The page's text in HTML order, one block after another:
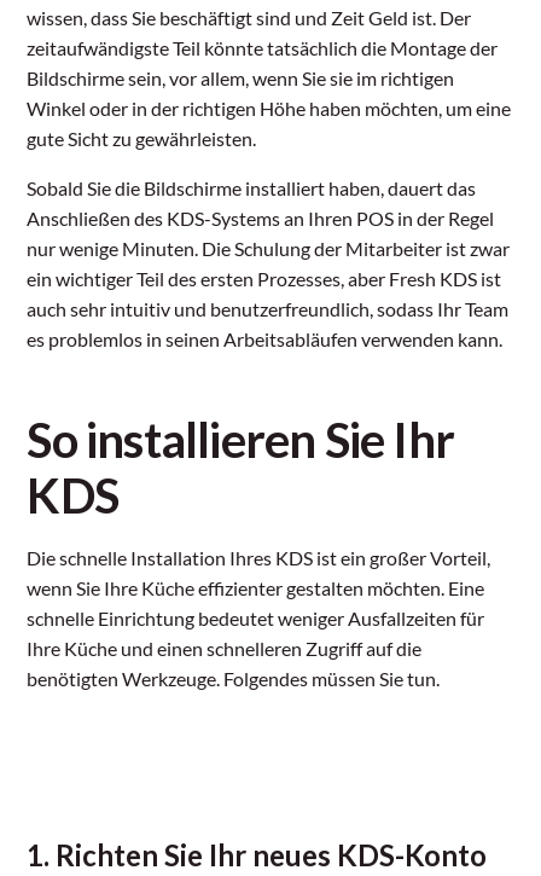
wissen, dass Sie beschäftigt sind und Zeit Geld ist. Der
zeitaufwändigste Teil könnte tatsächlich die Montage der
Bildschirme sein, vor allem, wenn Sie sie im richtigen
Winkel oder in der richtigen Höhe haben möchten, um eine
gute Sicht zu gewährleisten.
Sobald Sie die Bildschirme installiert haben, dauert das
Anschließen des KDS-Systems an Ihren POS in der Regel
nur wenige Minuten. Die Schulung der Mitarbeiter ist zwar
ein wichtiger Teil des ersten Prozesses, aber Fresh KDS ist
auch sehr intuitiv und benutzerfreundlich, sodass Ihr Team
es problemlos in seinen Arbeitsabläufen verwenden kann.
So installieren Sie Ihr
KDS
Die schnelle Installation Ihres KDS ist ein großer Vorteil,
wenn Sie Ihre Küche effizienter gestalten möchten. Eine
schnelle Einrichtung bedeutet weniger Ausfallzeiten für
Ihre Küche und einen schnelleren Zugriff auf die
benötigten Werkzeuge. Folgendes müssen Sie tun.
1. Richten Sie Ihr neues KDS-Konto